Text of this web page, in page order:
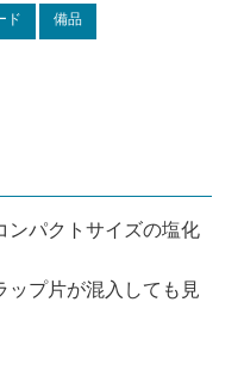
ド 備品
ンパクトサイズの塩化
ップ片が混入しても見